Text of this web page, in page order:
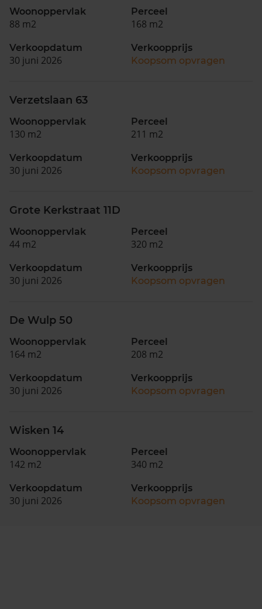
Woonoppervlak
88 m2
Perceel
168 m2
Verkoopdatum
30 juni 2026
Verkoopprijs
Koopsom opvragen
Verzetslaan 63
Woonoppervlak
130 m2
Perceel
211 m2
Verkoopdatum
30 juni 2026
Verkoopprijs
Koopsom opvragen
Grote Kerkstraat 11D
Woonoppervlak
44 m2
Perceel
320 m2
Verkoopdatum
30 juni 2026
Verkoopprijs
Koopsom opvragen
De Wulp 50
Woonoppervlak
164 m2
Perceel
208 m2
Verkoopdatum
30 juni 2026
Verkoopprijs
Koopsom opvragen
Wisken 14
Woonoppervlak
142 m2
Perceel
340 m2
Verkoopdatum
30 juni 2026
Verkoopprijs
Koopsom opvragen